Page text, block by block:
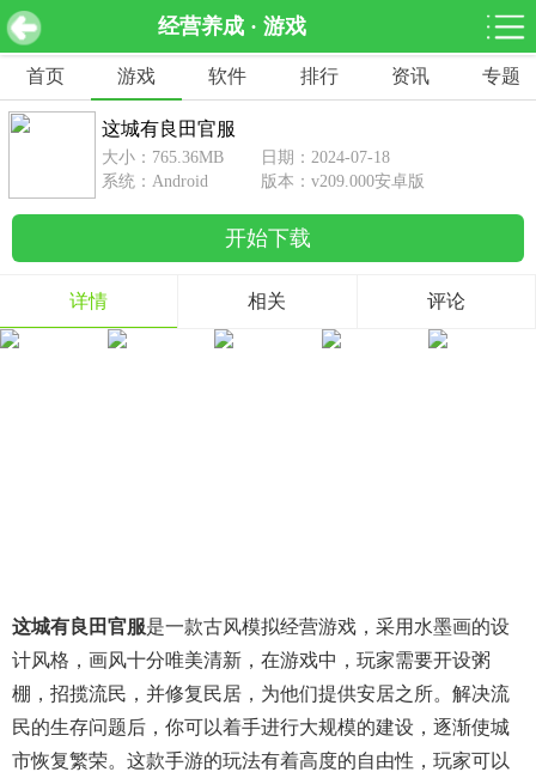
经营养成 · 游戏
网游分类 软件分类
休闲益智
462款游戏
赛车竞速
122款游戏
43款游戏
1642款游戏
动作射击
351款游戏
69款游戏
经营养成
冒险解谜
首页 游戏 软件 排行 资讯 专题
这城有良田官服 v209.000安卓版 下载
这城有良田官服
大小：765.36MB
日期：2024-07-18
系统：Android
版本：v209.000安卓版
开始下载
详情 相关 评论
这城有良田官服是一款古风模拟经营游戏，采用水墨画的设
计风格，画风十分唯美清新，在游戏中，玩家需要开设粥
棚，招揽流民，并修复民居，为他们提供安居之所。解决流
民的生存问题后，你可以着手进行大规模的建设，逐渐使城
市恢复繁荣。这款手游的玩法有着高度的自由性，玩家可以